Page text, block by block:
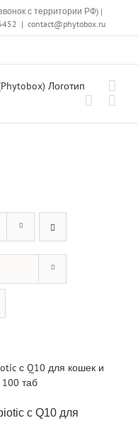
с территории РФ) |
| contact@phytobox.ru
с Q10 для